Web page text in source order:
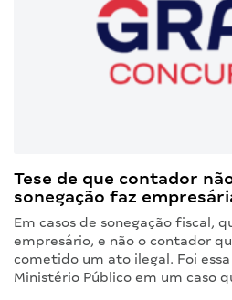
Tese de que contador
sonegação faz
Em casos de sonegação fiscal,
empresário, e não o contador
cometido um ato ilegal. Foi
Ministério Público em um caso